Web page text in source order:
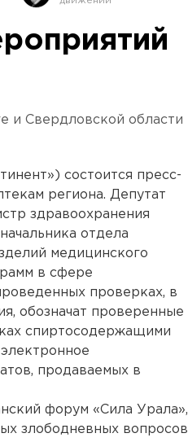
и Свердловской области
состоится пресс-
региона. Депутат
здравоохранения
отдела
медицинского
в сфере
проверках, в
обозначат проверенные
спиртосодержащими
продаваемых в
форум «Сила Урала»,
злободневных вопросов